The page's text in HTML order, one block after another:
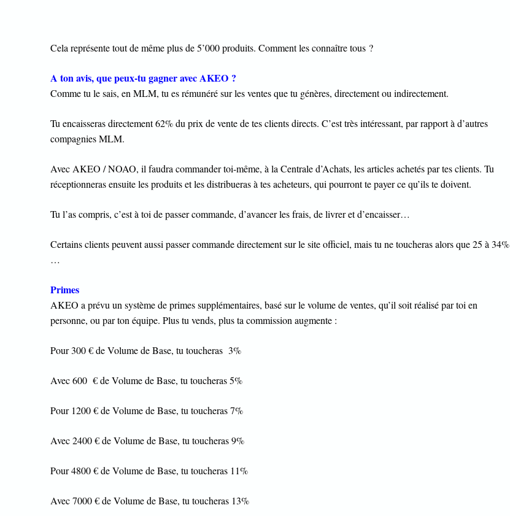
Cela représente tout de même plus de 5’000 produits. Comment les connaître tous ?
A ton avis, que peux-tu gagner avec AKEO ?
Comme tu le sais, en MLM, tu es rémunéré sur les ventes que tu génères, directement ou indirectement.
Tu encaisseras directement 62% du prix de vente de tes clients directs. C’est très intéressant, par rapport à d’autres
compagnies MLM.
Avec AKEO / NOAO, il faudra commander toi-même, à la Centrale d’Achats, les articles achetés par tes clients. Tu
réceptionneras ensuite les produits et les distribueras à tes acheteurs, qui pourront te payer ce qu’ils te doivent.
Tu l’as compris, c’est à toi de passer commande, d’avancer les frais, de livrer et d’encaisser…
Certains clients peuvent aussi passer commande directement sur le site officiel, mais tu ne toucheras alors que 25 à 34%
…
Primes
AKEO a prévu un système de primes supplémentaires, basé sur le volume de ventes, qu’il soit réalisé par toi en
personne, ou par ton équipe. Plus tu vends, plus ta commission augmente :
Pour 300 € de Volume de Base, tu toucheras 3%
Avec 600 € de Volume de Base, tu toucheras 5%
Pour 1200 € de Volume de Base, tu toucheras 7%
Avec 2400 € de Volume de Base, tu toucheras 9%
Pour 4800 € de Volume de Base, tu toucheras 11%
Avec 7000 € de Volume de Base, tu toucheras 13%